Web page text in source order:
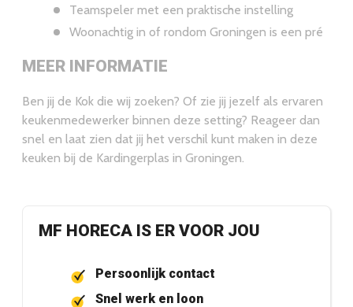
Teamspeler met een praktische instelling
Woonachtig in of rondom Groningen is een pré
MEER INFORMATIE
Ben jij de Kok die wij zoeken? Of zie jij jezelf als ervaren
keukenmedewerker binnen deze setting? Reageer dan
snel en laat zien dat jij het verschil kunt maken in deze
keuken bij de Kardingerplas in Groningen.
MF HORECA IS ER VOOR JOU
Persoonlijk contact
Snel werk en loon